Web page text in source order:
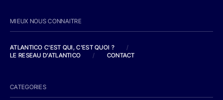
MIEUX NOUS CONNAITRE
ATLANTICO C'EST QUI, C'EST QUOI ?
/
LE RESEAU D'ATLANTICO
/ CONTACT
CATEGORIES